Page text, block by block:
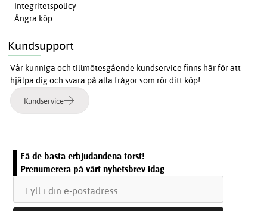
Integritetspolicy
Ångra köp
Kundsupport
Vår kunniga och tillmötesgående kundservice finns här för att
hjälpa dig och svara på alla frågor som rör ditt köp!
Kundservice
Få de bästa erbjudandena först!
Prenumerera på vårt nyhetsbrev idag